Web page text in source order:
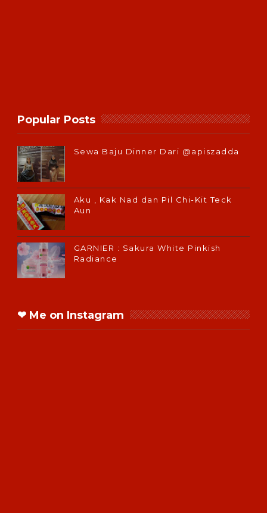
Popular Posts
Sewa Baju Dinner Dari @apiszadda
Aku , Kak Nad dan Pil Chi-Kit Teck
Aun
GARNIER : Sakura White Pinkish
Radiance
❤ Me on Instagram